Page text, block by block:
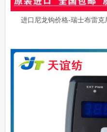
进口尼龙钩价格-瑞士布雷